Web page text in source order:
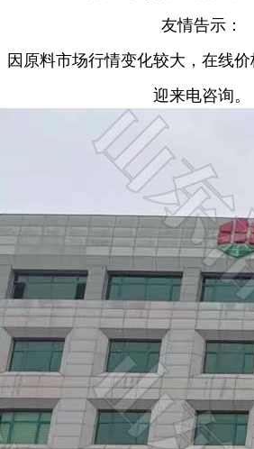
友情告示：
因原料市场行情变化较大，在线
迎来电咨询。